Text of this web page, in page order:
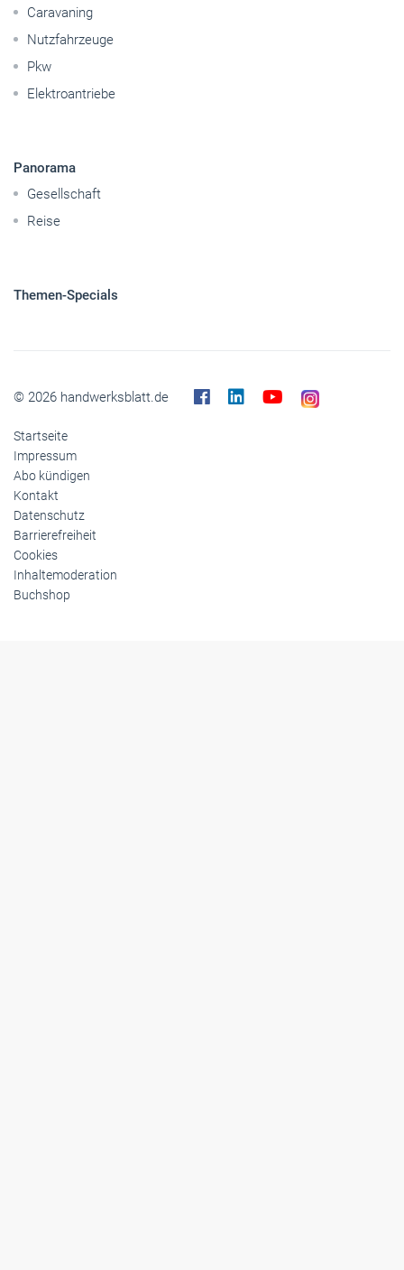
Caravaning
Nutzfahrzeuge
Pkw
Elektroantriebe
Panorama
Gesellschaft
Reise
Themen-Specials
© 2026 handwerksblatt.de
Startseite
Impressum
Abo kündigen
Kontakt
Datenschutz
Barrierefreiheit
Cookies
Inhaltemoderation
Buchshop